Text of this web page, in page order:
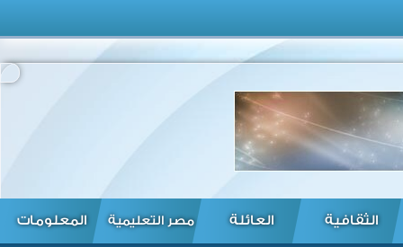
الثقافية العائلة مصر التعليمية المعلومات